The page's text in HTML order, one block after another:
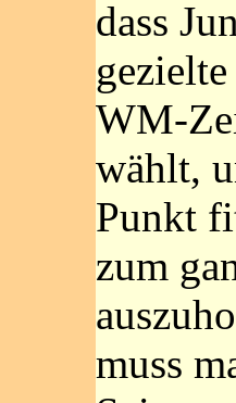
dass
WM-
wählt,
Punkt
zum
muss